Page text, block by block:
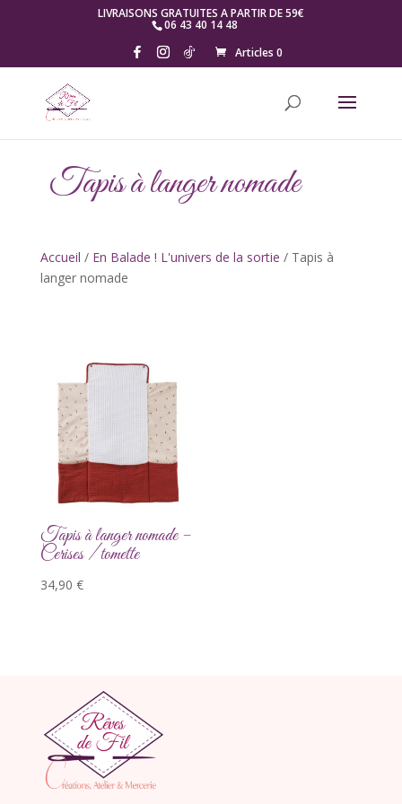
LIVRAISONS GRATUITES A PARTIR DE 59€
06 43 40 14 48
Articles 0
Tapis à langer nomade
Accueil / En Balade ! L'univers de la sortie / Tapis à
langer nomade
Tapis à langer nomade –
Cerises / tomette
34,90 €